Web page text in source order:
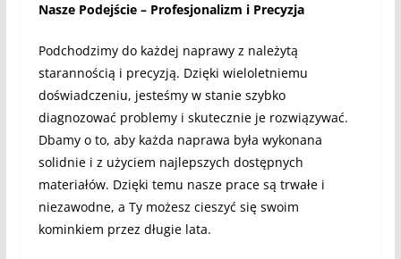
Nasze Podejście – Profesjonalizm i Precyzja
Podchodzimy do każdej naprawy z należytą
starannością i precyzją. Dzięki wieloletniemu
doświadczeniu, jesteśmy w stanie szybko
diagnozować problemy i skutecznie je rozwiązywać.
Dbamy o to, aby każda naprawa była wykonana
solidnie i z użyciem najlepszych dostępnych
materiałów. Dzięki temu nasze prace są trwałe i
niezawodne, a Ty możesz cieszyć się swoim
kominkiem przez długie lata.